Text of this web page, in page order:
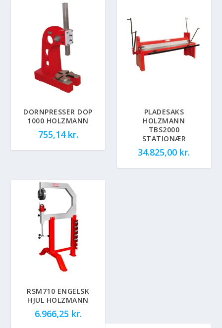
DORNPRESSER DOP
1000 HOLZMANN
755,14 kr.
PLADESAKS
HOLZMANN
TBS2000
STATIONÆR
34.825,00 kr.
RSM710 ENGELSK
HJUL HOLZMANN
6.966,25 kr.